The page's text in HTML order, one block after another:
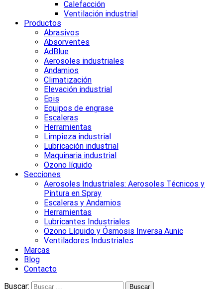
Calefacción
Ventilación industrial
Productos
Abrasivos
Absorventes
AdBlue
Aerosoles industriales
Andamios
Climatización
Elevación industrial
Epis
Equipos de engrase
Escaleras
Herramientas
Limpieza industrial
Lubricación industrial
Maquinaria industrial
Ozono líquido
Secciones
Aerosoles Industriales: Aerosoles Técnicos y
Pintura en Spray
Escaleras y Andamios
Herramientas
Lubricantes Industriales
Ozono Líquido y Ósmosis Inversa Aunic
Ventiladores Industriales
Marcas
Blog
Contacto
Buscar: